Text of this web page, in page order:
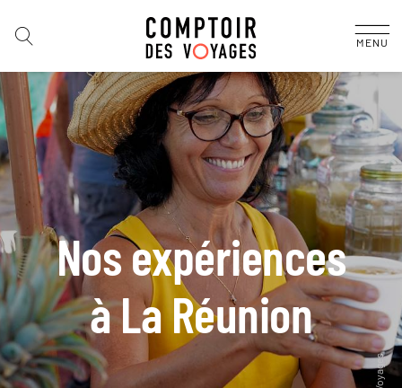
MENU
Nos expériences
à La Réunion